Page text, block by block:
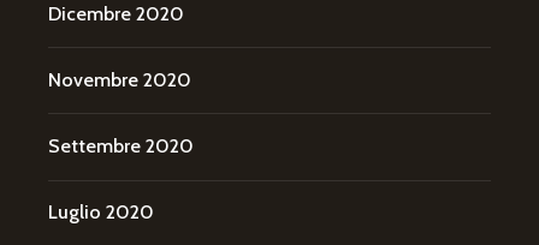
Dicembre 2020
Novembre 2020
Settembre 2020
Luglio 2020